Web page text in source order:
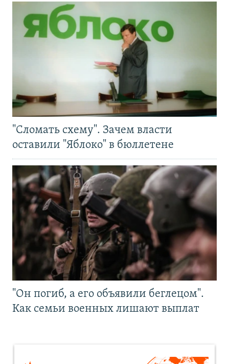
"Сломать схему". Зачем власти
оставили "Яблоко" в бюллетене
"Он погиб, а его объявили беглецом".
Как семьи военных лишают выплат